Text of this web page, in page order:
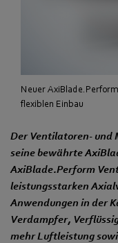
Neuer
flexiblen Einbau
Der Ventilatoren- und
seine bewährte
AxiBlade.Perform
leistungsstarken
Anwendungen in der
Verdampfer,
mehr Luftleistung